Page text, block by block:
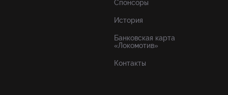
Спонсоры
История
Банковская карта
«Локомотив»
Контакты